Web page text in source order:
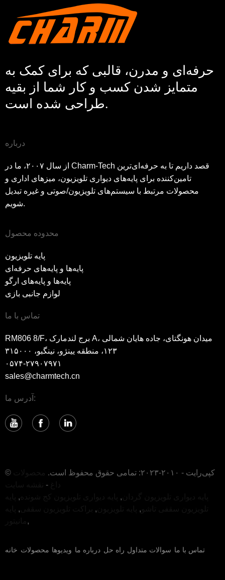
حرفه‌ای و مدرن، قالبی که برای کمک به
متمایز شدن کسب و کار شما از بقیه
طراحی شده است.
درباره
از سال ۲۰۰۷، ما در Charm-Tech قصد داریم تا به حرفه‌ای‌ترین
تامین‌کننده برای پایه‌های دیواری تلویزیون، میزهای اداری و
محصولات مرتبط با سیستم‌های تلویزیون/صوتی و غیره تبدیل
شویم.
محدوده محصول
پایه تلویزیون
پایه‌ها و پایه‌های حرفه‌ای
پایه‌ها و پایه‌های ارگو
لوازم جانبی بازی
تماس با ما
RM806 8/F، برج لندمارک A، میدان هونگتای، جاده هایان شمالی
۱۲۳، منطقه یینژو، نینگبو، ۳۱۵۰۰۰
۰۵۷۴-۲۷۹۰۷۹۷۱
sales@charmtech.cn
آدرس ما:
© کپی‌رایت - ۲۰۱۰-۲۰۲۳: تمامی حقوق محفوظ است.
-
,
,
,
,
,
,
خانه محصولات ویدیوها درباره ما راه حل سوالات متداول تماس با ما